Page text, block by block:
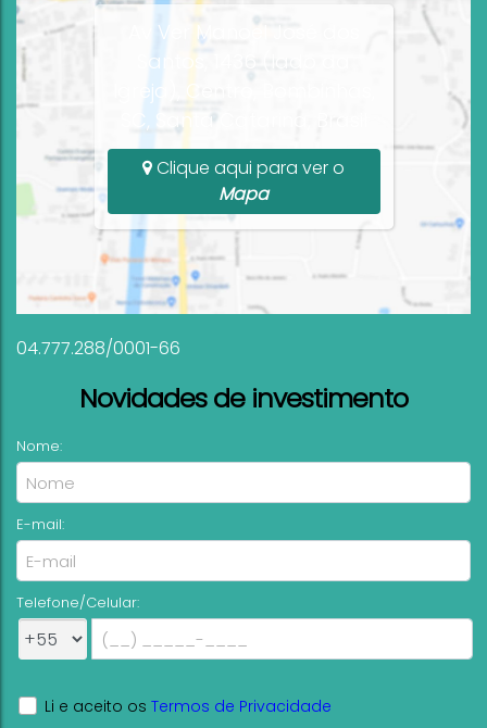
Av Ver Manoel José dos
Santos, 1436 (lado da
Igreja), Centro, Bombinhas,
SC, Santa Catarina, Brasil
Clique aqui para ver o
Mapa
04.777.288/0001-66
Novidades de investimento
Nome:
E-mail:
Telefone/Celular:
Li e aceito os Termos de Privacidade